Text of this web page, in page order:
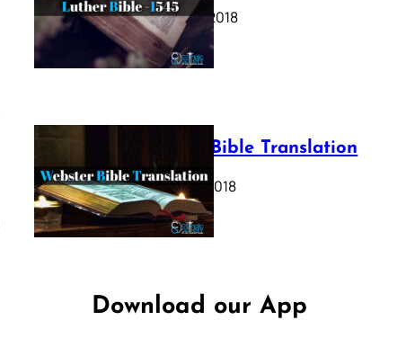
October 17, 2018
Webster Bible Translation
October 11, 2018
Download our App